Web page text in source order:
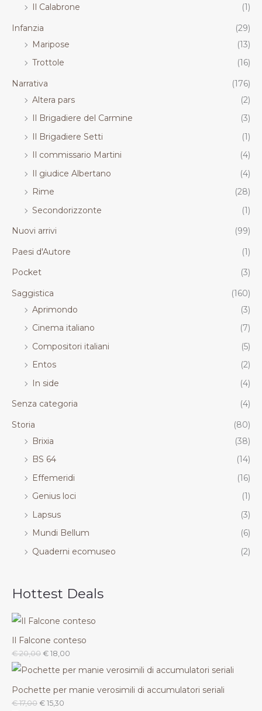
Il Calabrone
(1)
Infanzia
(29)
Maripose
(13)
Trottole
(16)
Narrativa
(176)
Altera pars
(2)
Il Brigadiere del Carmine
(3)
Il Brigadiere Setti
(1)
Il commissario Martini
(4)
Il giudice Albertano
(4)
Rime
(28)
Secondorizzonte
(1)
Nuovi arrivi
(99)
Paesi d'Autore
(1)
Pocket
(3)
Saggistica
(160)
Aprimondo
(3)
Cinema italiano
(7)
Compositori italiani
(5)
Entos
(2)
In side
(4)
Senza categoria
(4)
Storia
(80)
Brixia
(38)
BS 64
(14)
Effemeridi
(16)
Genius loci
(1)
Lapsus
(3)
Mundi Bellum
(6)
Quaderni ecomuseo
(2)
Hottest Deals
Il Falcone conteso
€20,00 € 18,00
Pochette per manie verosimili di accumulatori seriali
€17,00 € 15,30